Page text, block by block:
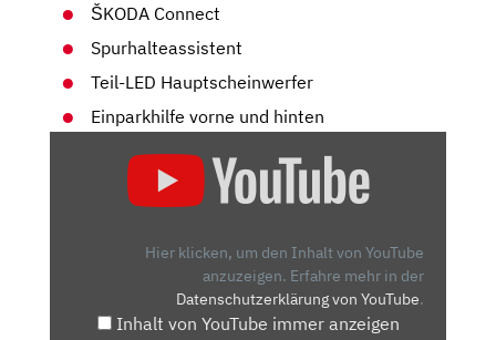
ŠKODA Connect
Spurhalteassistent
Teil-LED Hauptscheinwerfer
Einparkhilfe vorne und hinten
Hier klicken, um den Inhalt von YouTube
anzuzeigen. Erfahre mehr in der
Datenschutzerklärung von YouTube.
Inhalt von YouTube immer anzeigen